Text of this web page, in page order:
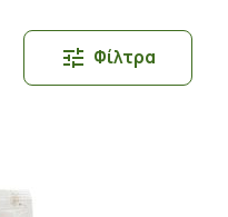
Φίλτρα